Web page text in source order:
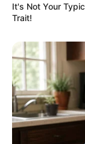
It's Not Your
Trait!